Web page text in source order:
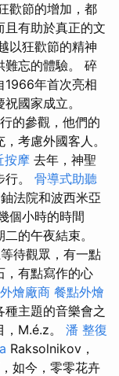
歡節的增加，都
且有助於真正的文
以狂歡節的精神
難忘的體驗。 碎
1966年首次亮相
國家成立。
的參觀，他們的
考慮外國客人。
按摩 去年，神聖
。 骨導式助聽
法院和波西米亞
個小時的時間
的午夜結束。
待觀眾，有一點
，有點寫作的心
外燴廠商 餐點外燴
主題的音樂會之
M.é.z。 潘 整復
Raksolnikov，
如今，零零花卉